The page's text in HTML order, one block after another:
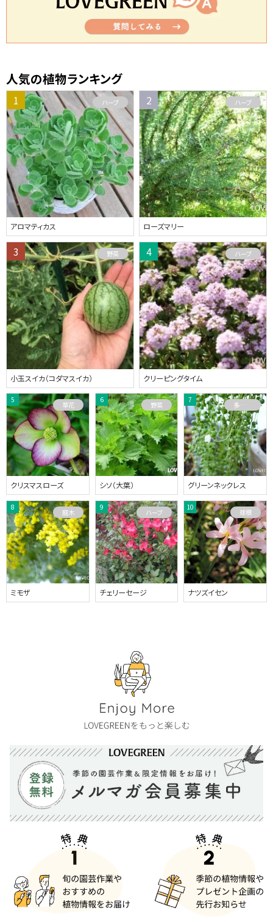
人気の植物ランキング
アロマティカス
ハーブ
ローズマリー
ハーブ
小玉スイカ（コダマスイカ）
野菜
クリーピングタイム
ハーブ
クリスマスローズ
草花
シソ（大葉）
野菜
グリーンネックレス
多肉植物
ミモザ
庭木
チェリーセージ
ハーブ
ナツズイセン
球根